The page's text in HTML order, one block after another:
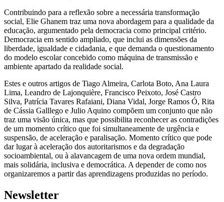
Contribuindo para a reflexão sobre a necessária transformação
social, Elie Ghanem traz uma nova abordagem para a qualidade da
educação, argumentado pela democracia como principal critério.
Democracia em sentido ampliado, que inclui as dimensões da
liberdade, igualdade e cidadania, e que demanda o questionamento
do modelo escolar concebido como máquina de transmissão e
ambiente apartado da realidade social.
Estes e outros artigos de Tiago Almeira, Carlota Boto, Ana Laura
Lima, Leandro de Lajonquière, Francisco Peixoto, José Castro
Silva, Patrícia Tavares Rafaiani, Diana Vidal, Jorge Ramos Ó, Rita
de Cássia Galllego e Julio Aquino compõem um conjunto que não
traz uma visão única, mas que possibilita reconhecer as contradições
de um momento crítico que foi simultaneamente de urgência e
suspensão, de aceleração e paralisação. Momento crítico que pode
dar lugar à aceleração dos autoritarismos e da degradação
socioambiental, ou à alavancagem de uma nova ordem mundial,
mais solidária, inclusiva e democrática. A depender de como nos
organizaremos a partir das aprendizagens produzidas no período.
Newsletter